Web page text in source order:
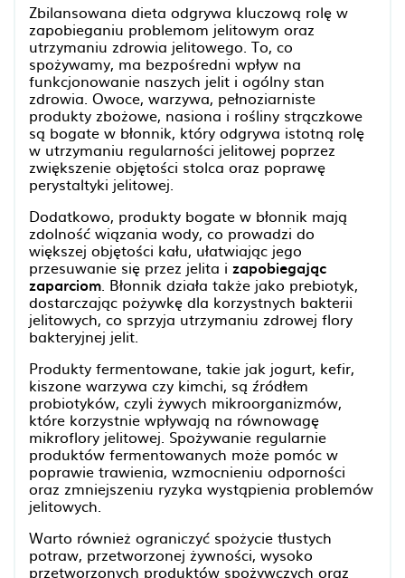
Zbilansowana dieta odgrywa kluczową rolę w
zapobieganiu problemom jelitowym oraz
utrzymaniu zdrowia jelitowego. To, co
spożywamy, ma bezpośredni wpływ na
funkcjonowanie naszych jelit i ogólny stan
zdrowia. Owoce, warzywa, pełnoziarniste
produkty zbożowe, nasiona i rośliny strączkowe
są bogate w błonnik, który odgrywa istotną rolę
w utrzymaniu regularności jelitowej poprzez
zwiększenie objętości stolca oraz poprawę
perystaltyki jelitowej.
Dodatkowo, produkty bogate w błonnik mają
zdolność wiązania wody, co prowadzi do
większej objętości kału, ułatwiając jego
przesuwanie się przez jelita i zapobiegając
zaparciom. Błonnik działa także jako prebiotyk,
dostarczając pożywkę dla korzystnych bakterii
jelitowych, co sprzyja utrzymaniu zdrowej flory
bakteryjnej jelit.
Produkty fermentowane, takie jak jogurt, kefir,
kiszone warzywa czy kimchi, są źródłem
probiotyków, czyli żywych mikroorganizmów,
które korzystnie wpływają na równowagę
mikroflory jelitowej. Spożywanie regularnie
produktów fermentowanych może pomóc w
poprawie trawienia, wzmocnieniu odporności
oraz zmniejszeniu ryzyka wystąpienia problemów
jelitowych.
Warto również ograniczyć spożycie tłustych
potraw, przetworzonej żywności, wysoko
przetworzonych produktów spożywczych oraz